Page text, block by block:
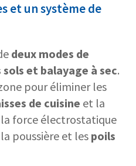
et un système de
deux modes de
sols et balayage à sec.
pour éliminer les
de cuisine et la
force électrostatique
poussière et les poils